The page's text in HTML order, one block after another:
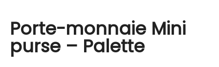
Porte-monnaie Mini
purse – Palette